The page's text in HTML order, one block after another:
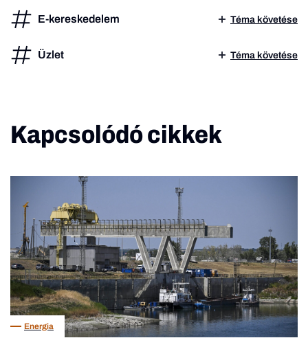
E-kereskedelem Téma követése
Üzlet Téma követése
Kapcsolódó cikkek
Energia